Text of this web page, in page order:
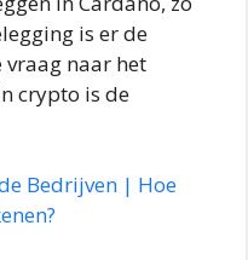
is er de
vraag naar het
crypto is de
Bedrijven | Hoe